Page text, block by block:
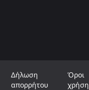
Δήλωση
απορρήτου
Όροι